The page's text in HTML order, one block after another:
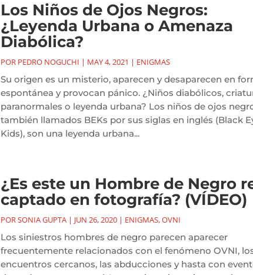
Los Niños de Ojos Negros:
¿Leyenda Urbana o Amenaza
Diabólica?
POR PEDRO NOGUCHI | MAY 4, 2021 | ENIGMAS
Su origen es un misterio, aparecen y desaparecen en
espontánea y provocan pánico. ¿Niños diabólicos,
paranormales o leyenda urbana? Los niños de ojos
también llamados BEKs por sus siglas en inglés (Black
Kids), son una leyenda urbana...
¿Es este un Hombre de Negro
captado en fotografía? (VÍDEO)
PORSONIA GUPTA| JUN 26, 2020| ENIGMAS,OVNI
Los siniestros hombres de negro parecen aparecer
frecuentemente relacionados con el fenómeno OVNI,
encuentros cercanos, las abducciones y hasta con